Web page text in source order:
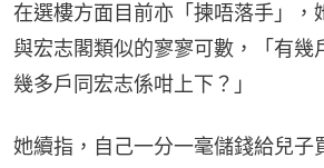
在選樓方面目前亦「揀唔落手」，
與宏志閣類似的寥寥可數，「有幾
幾多戶同宏志係咁上下？」
她續指，自己一分一毫儲錢給兒子